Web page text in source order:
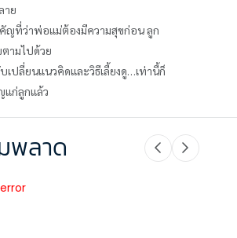
าย
คัญที่ว่าพ่อแม่ต้องมีความสุขก่อน ลูก
ามไปด้วย
เปลี่ยนแนวคิดและวิธีเลี้ยงดู…เท่านี้ก็
แก่ลูกแล้ว
พลาด